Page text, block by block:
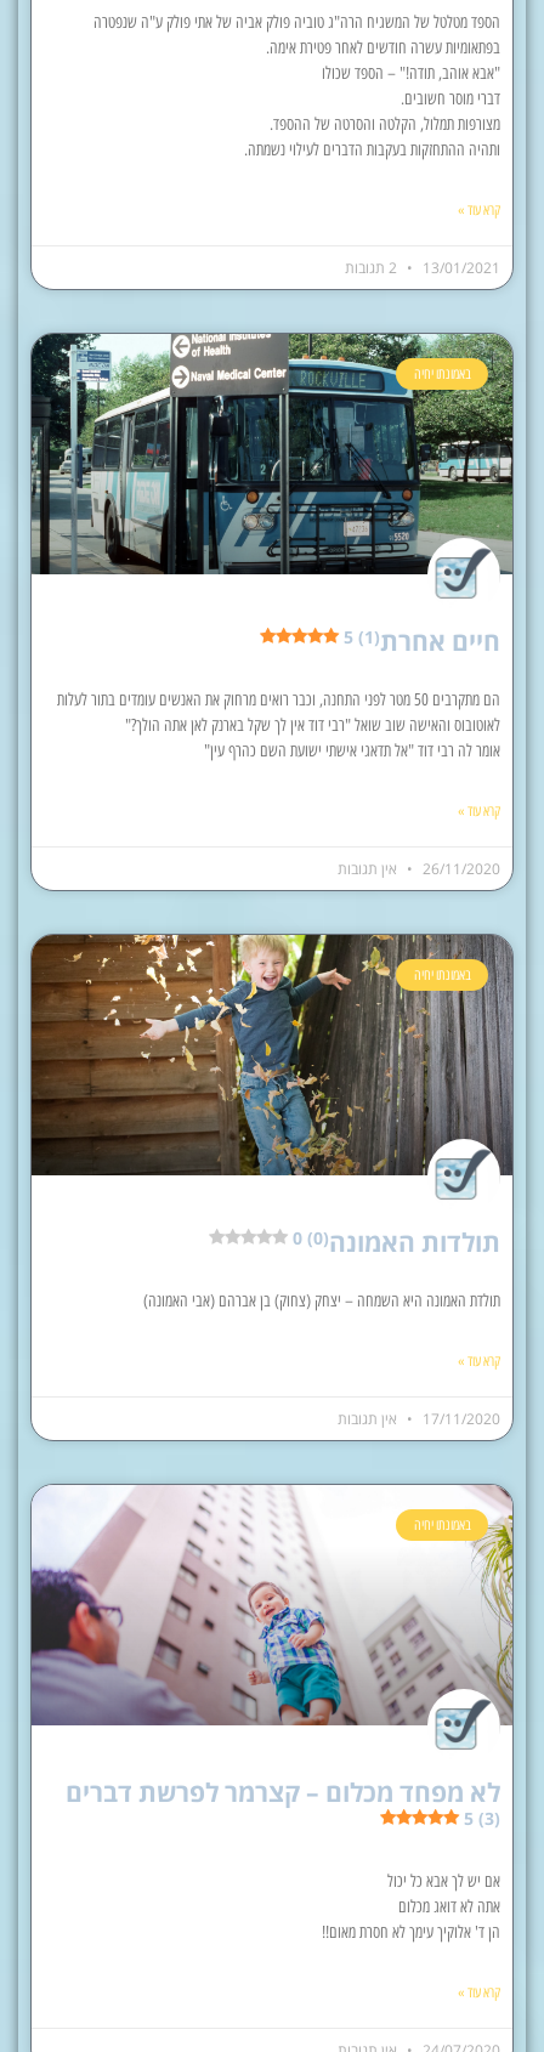
הספד מטלטל של המשגיח הרה"ג טוביה פולק אביה של אתי פולק ע"ה שנפטרה
בפתאומיות עשרה חודשים לאחר פטירת אימה.
"אבא אוהב, תודה!" – הספד שכולו
דברי מוסר חשובים.
מצורפות תמלול, הקלטה והסרטה של ההספד.
ותהיה ההתחזקות בעקבות הדברים לעילוי נשמתה.
קרא עוד »
13/01/2021
באמונתו יחיה
חיים אחרת5 (1)
הם מתקרבים 50 מטר לפני התחנה, וכבר רואים מרחוק את האנשים עומדים בתור לעלות
לאוטובוס והאישה שוב שואל "רבי דוד אין לך שקל בארנק לאן אתה הולך?"
אומר לה רבי דוד "אל תדאגי אישתי ישועת השם כהרף עין"
קרא עוד »
26/11/2020 אין תגובות
באמונתו יחיה
תולדות האמונה0 (0)
תולדת האמונה היא השמחה – יצחק (צחוק) בן אברהם (אבי האמונה)
קרא עוד »
17/11/2020 אין תגובות
באמונתו יחיה
לא מפחד מכלום – קצרמר לפרשת דברים
5 (3)
אם יש לך אבא כל יכול
אתה לא דואג מכלום
הן ד' אלוקיך עימך לא חסרת מאום!!
קרא עוד »